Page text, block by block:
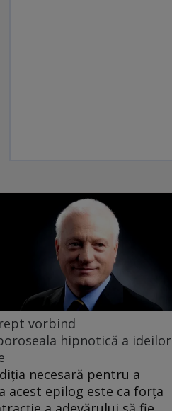
vorbind
hipnotică a ideilor
necesară pentru a
acest epilog este ca forța